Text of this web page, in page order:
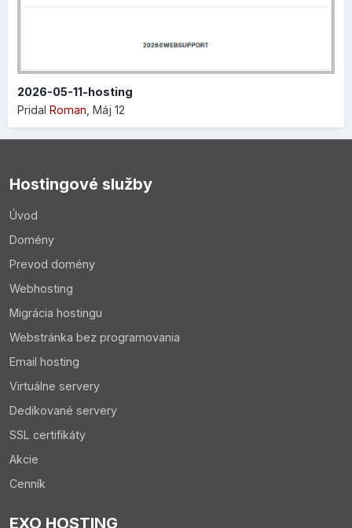
2026-05-11-hosting
Pridal Roman Máj 12
Hostingové služby
Úvod
Domény
Prevod domény
Webhosting
Migrácia hostingu
Webstránka bez programovania
Email hosting
Virtuálne servery
Dedikované servery
SSL certifikáty
Akcie
Cenník
EXO HOSTING